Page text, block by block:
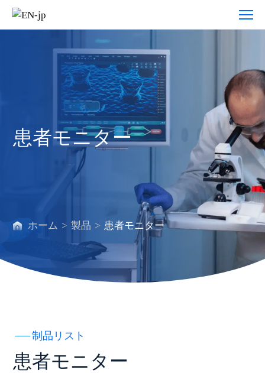
者
患者モニター
ホーム > 製品 > 患者モニター
制品リスト
患者モニター